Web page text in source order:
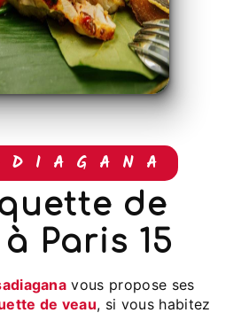
Paris 15
vous propose ses
de veau, si vous habitez